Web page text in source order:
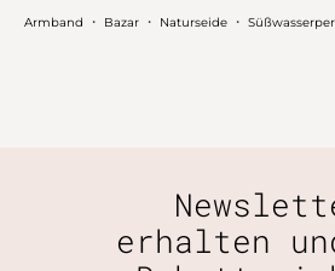
Armband ・ Bazar ・ Naturseide ・
erhalten